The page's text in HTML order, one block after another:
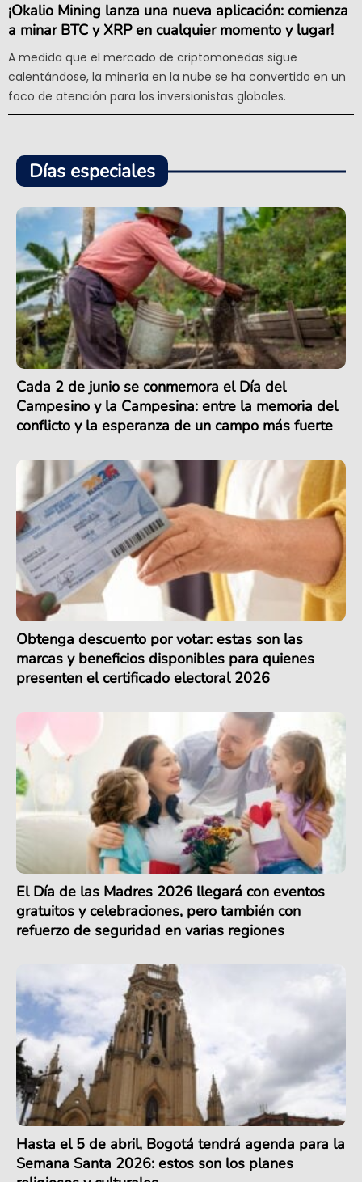
¡Okalio Mining lanza una nueva aplicación: comienza
a minar BTC y XRP en cualquier momento y lugar!
A medida que el mercado de criptomonedas sigue
calentándose, la minería en la nube se ha convertido en un
foco de atención para los inversionistas globales.
Días especiales
Cada 2 de junio se conmemora el Día del
Campesino y la Campesina: entre la memoria del
conflicto y la esperanza de un campo más fuerte
Obtenga descuento por votar: estas son las
marcas y beneficios disponibles para quienes
presenten el certificado electoral 2026
El Día de las Madres 2026 llegará con eventos
gratuitos y celebraciones, pero también con
refuerzo de seguridad en varias regiones
Hasta el 5 de abril, Bogotá tendrá agenda para la
Semana Santa 2026: estos son los planes